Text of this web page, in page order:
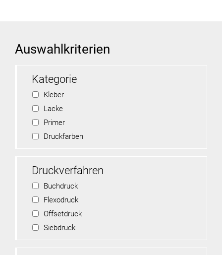
Auswahlkriterien
Kategorie
Kleber
Lacke
Primer
Druckfarben
Druckverfahren
Buchdruck
Flexodruck
Offsetdruck
Siebdruck